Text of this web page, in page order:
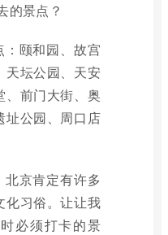
的景点？
颐和园、故宫
天坛公园、天安
、前门大街、奥
址公园、周口店
京肯定有许多
化习俗。让让我
必须打卡的景